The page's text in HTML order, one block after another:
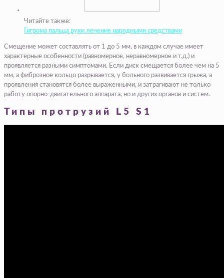
Читайте также:
Гигрома пальца руки лечение народными средствами
Смещение может составлять от 1 до 5 мм, в каждом случае имеет
характерные особенности (равномерное, неравномерное и т.д.) и
проявляется разными симптомами. Если диск смещается более чем на 5
мм, а фиброзное кольцо разрывается, у больного развивается грыжа, а
проявления становятся более выраженными, и затрагивают не только
работу опорно-двигательного аппарата, но и других органов и систем.
Типы протрузий L5 S1